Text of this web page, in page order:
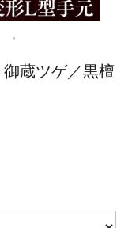
御蔵ツゲ／黒檀